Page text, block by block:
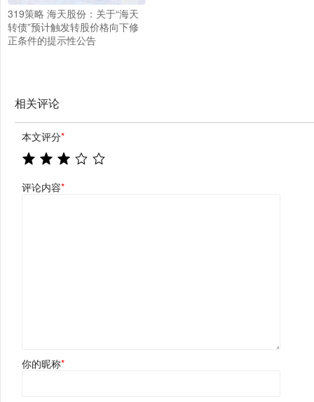
319策略 海天股份：关于“海天
转债”预计触发转股价格向下修
正条件的提示性公告
相关评论
本文评分*
评论内容*
你的昵称*